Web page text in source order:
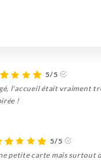
5/5
l'accueil était vraiment
!
5/5
petite carte mais surtout